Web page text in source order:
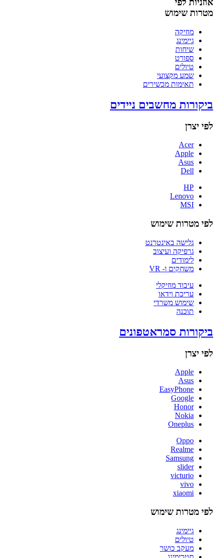
אוזניות לפי
מטרות שימוש
מוזיקה
גיימינג
שיחות
ספורט
טיולים
שמע מקצועי
תאימות מכשירים
ביקורות מחשבים ניידים
לפי יצרן
Acer
Apple
Asus
Dell
HP
Lenovo
MSI
לפי מטרות שימוש
גלישה באינטרנט
גרפיקה ועיצוב
לימודים
משחקים ו- VR
עיבוד מוזיקלי
עריכת וידאו
שימוש משרדי
תוכנה
ביקורות סמראטפונים
לפי יצרן
Apple
Asus
EasyPhone
Google
Honor
Nokia
Oneplus
Oppo
Realme
Samsung
slider
victurio
vivo
xiaomi
לפי מטרות שימוש
גיימינג
טיולים
מעקב כושר